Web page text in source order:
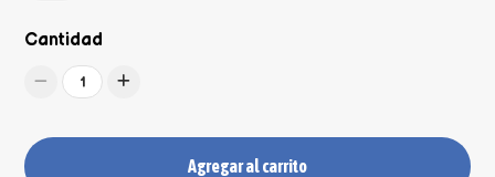
Cantidad
1
Agregar al carrito